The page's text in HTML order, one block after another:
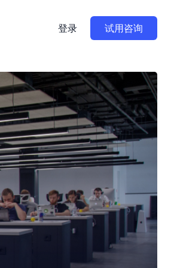
登录 试用咨询